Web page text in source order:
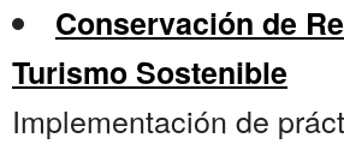
Conservación de
Turismo Sostenible
Implementación de